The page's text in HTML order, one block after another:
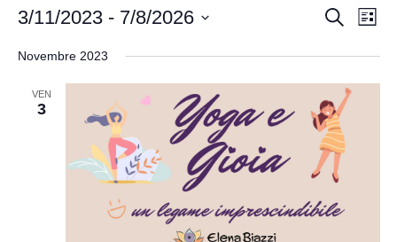
e
Cerca
Lista
3/11/2023 - 7/8/2026
data.
Novembre 2023
VEN
3